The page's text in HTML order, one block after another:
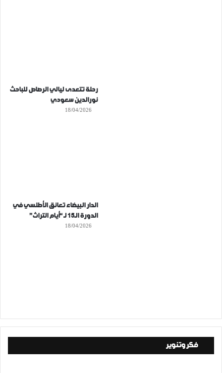
رحلة تتعدى ليالي الرصاص للباحث
نورالدين سعودي
18/04/2026
الدار البيضاء تعانق الأطلسي في
الدورة الـ15 لـ “أيام التراث”
18/04/2026
فكر وتنوير